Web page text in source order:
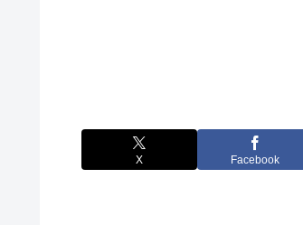
X Facebook